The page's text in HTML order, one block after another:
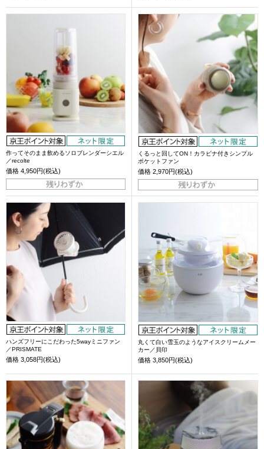
作ってそのまま飲めるソロブレンダーシエル
／recolte
価格 4,950円(税込)
くるっと回してON！カラビナ付きシンプル
ポケットファン
価格 2,970円(税込)
ハンズフリーにこだわった5wayミニファン
／PRISMATE
価格 3,058円(税込)
丸くて白い雪玉のようなアイスクリームメー
カー／貝印
価格 3,850円(税込)